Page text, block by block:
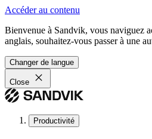
Accéder au contenu
Bienvenue à Sandvik, vous naviguez
anglais, souhaitez-vous passer à une
Changer de langue
Close
Productivité